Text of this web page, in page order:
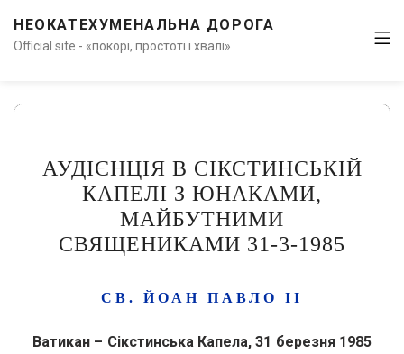
НЕОКАТЕХУМЕНАЛЬНА ДОРОГА
Official site - «покорі, простоті і хвалі»
АУДІЄНЦІЯ В СІКСТИНСЬКІЙ
КАПЕЛІ З ЮНАКАМИ,
МАЙБУТНИМИ
СВЯЩЕНИКАМИ 31-3-1985
СВ. ЙОАН ПАВЛО ІІ
Ватикан – Сікстинська Капела, 31 березня 1985